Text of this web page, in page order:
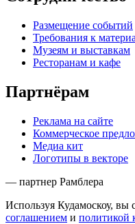
Размещение событий
Требования к
Музеям и выставкам
Ресторанам и кафе
Партнёрам
Реклама на сайте
Коммерческое
Медиа кит
Логотипы в векторе
— партнер Рамблера
Используя Кудамоскоу, вы
соглашением и политикой